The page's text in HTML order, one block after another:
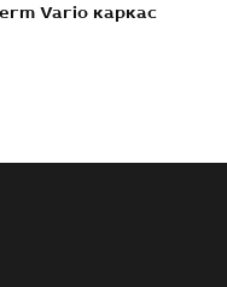
Vario каркас